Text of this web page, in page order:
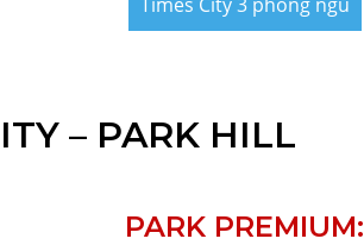
– PARK HILL
PARK PREMIUM: